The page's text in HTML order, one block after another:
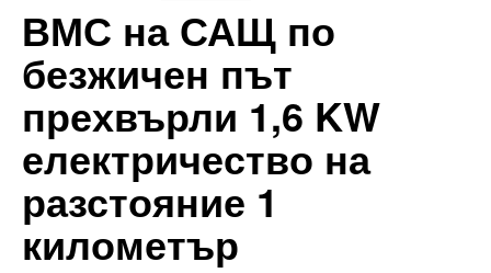
ВМС на САЩ по
безжичен път
прехвърли 1,6 KW
електричество на
разстояние 1
километър